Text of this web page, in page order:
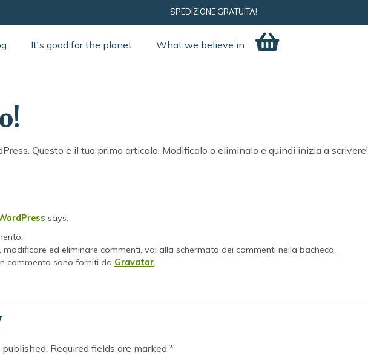
SPEDIZIONE GRATUITA!
It's good for the planet What we believe in
Questo è il tuo primo articolo. Modificalo o eliminalo e quindi inizia a scrivere!
says:
modificare ed eliminare commenti, vai alla schermata dei commenti nella bacheca.
commento sono forniti da Gravatar.
Required fields are marked *